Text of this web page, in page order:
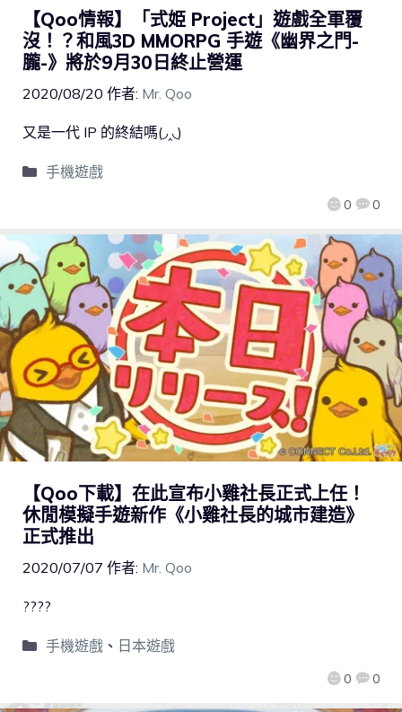
【Qoo情報】「式姫 Project」遊戲全軍覆
沒！？和風3D MMORPG 手遊《幽界之門-
朧-》將於9月30日終止營運
2020/08/20 作者: Mr. Qoo
0 0
又是一代 IP 的終結嗎(◞‸◟)
手機遊戲
【Qoo下載】在此宣布小雞社長正式上任！
休閒模擬手遊新作《小雞社長的城市建造》
正式推出
2020/07/07 作者: Mr. Qoo
0 0
????
手機遊戲、 日本遊戲